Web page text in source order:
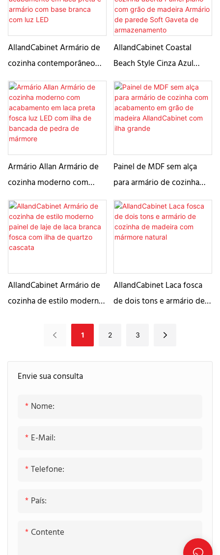
Envie sua consulta
Nome:
E-Mail:
Telefone:
País:
Contente
matte
AllandCabinet Armário de
cozinha contemporâneo
personalizado J Pull com
acabamento em laca preta
e armário com base branca
com luz LED
AllandCabinet Coastal
Beach Style Cinza Azul
Unidade de armário de
cozinha aberta Painel plano
com grão de madeira
Armário de parede Soft
Armário Allan Armário de
cozinha moderno com
acabamento em laca preta
fosca luz LED com ilha de
bancada de pedra de
mármore
Painel de MDF sem alça
para armário de cozinha
com acabamento em grão
de madeira AllandCabinet
com ilha grande
AllandCabinet Armário de
cozinha de estilo moderno
branca fosca com ilha de
AllandCabinet Laca fosca
de dois tons e armário de
mármore natural
1 2 3